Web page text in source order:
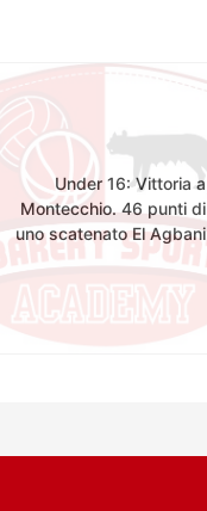
Under 16: Vittoria a
Montecchio. 46 punti di
uno scatenato El Agbani